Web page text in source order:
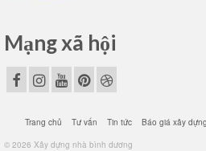
Mạng xã hội
Trang chủ Tư vấn Tin tức Báo giá xây dựng
© 2026 Xây dựng nhà bình dương